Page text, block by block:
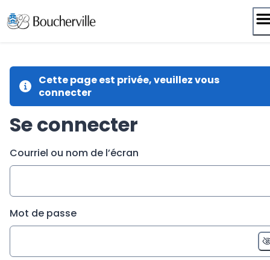
au
Cette page est privée, veuillez vous
connecter
Se connecter
Courriel ou nom de l’écran
Mot de passe